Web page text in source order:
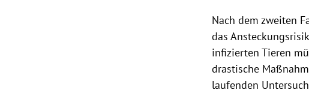
Nach dem zweiten
das
infizierten Tieren
drastische
laufenden